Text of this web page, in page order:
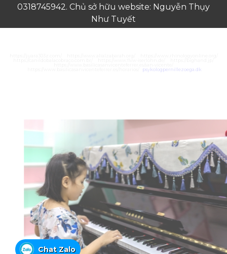
0318745942. Chủ sở hữu website: Nguyễn Thụy
Như Tuyết
Chat Zalo
psykologpernillezoega.dk